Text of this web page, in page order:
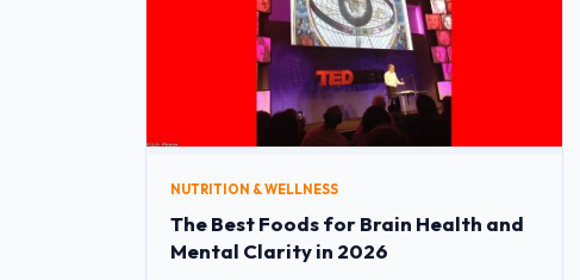
NUTRITION & WELLNESS
The Best Foods for Brain Health and
Mental Clarity in 2026